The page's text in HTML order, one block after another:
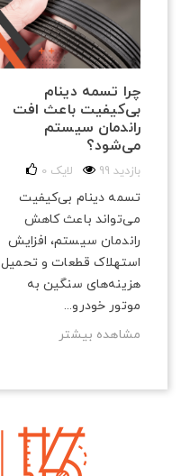
چرا تسمه دینام
بی‌کیفیت باعث افت
راندمان سیستم
می‌شود؟
99 بازدید 0 لایک
تسمه دینام بی‌کیفیت
می‌تواند باعث کاهش
راندمان سیستم، افزایش
استهلاک قطعات و تحمیل
هزینه‌های سنگین به
موتور خودرو...
مشاهده بیشتر